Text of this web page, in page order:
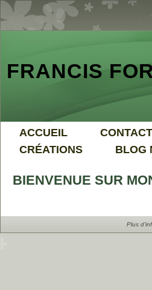
FRANCIS
ACCUEIL CONTACT
CRÉATIONS
BLOG
BIENVENUE SUR
Plus